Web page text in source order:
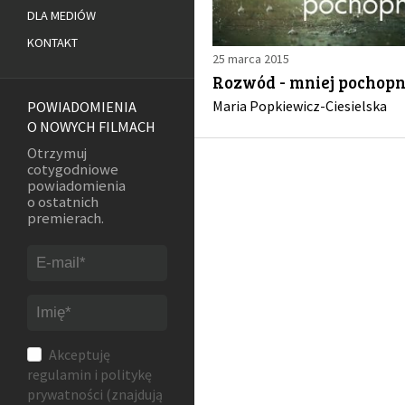
25 marca 2015
Rozwód - mniej
Maria Popkiewicz-Ciesielska
DLA MEDIÓW
KONTAKT
POWIADOMIENIA
O NOWYCH FILMACH
Otrzymuj
cotygodniowe
powiadomienia
o ostatnich
premierach.
Akceptuję
regulamin i politykę
prywatności (znajdują